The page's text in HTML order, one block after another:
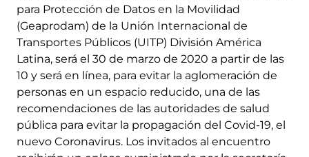
para Protección de Datos en la Movilidad
(Geaprodam) de la Unión Internacional de
Transportes Públicos (UITP) División América
Latina, será el 30 de marzo de 2020 a partir de las
10 y será en línea, para evitar la aglomeración de
personas en un espacio reducido, una de las
recomendaciones de las autoridades de salud
pública para evitar la propagación del Covid-19, el
nuevo Coronavirus. Los invitados al encuentro